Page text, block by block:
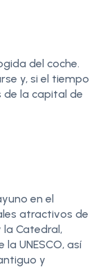
del coche.
y, si el tiempo
de la capital de
en el
atractivos de
la Catedral,
UNESCO, así
y